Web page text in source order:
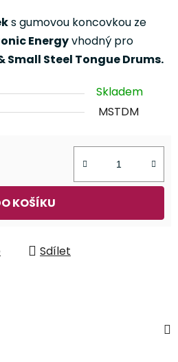
s gumovou koncovkou ze
Energyvhodný pro
Small Steel Tongue Drums.
Skladem
MSTDM
KOŠÍKU
Sdílet